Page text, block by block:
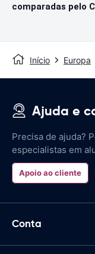
comparadas pelo
Início Europa
Ajuda e
Precisa de ajuda?
especialistas em
Apoio ao cliente
Conta